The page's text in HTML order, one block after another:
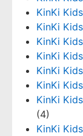
KinKi
KinKi
KinKi
KinKi
KinKi
KinKi
KinKi
(4)
KinKi